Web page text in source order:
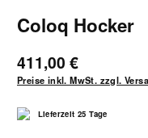
Coloq Hocker
411,00 €
Preise inkl. MwSt. zzgl.
Lieferzeit 25 Tage